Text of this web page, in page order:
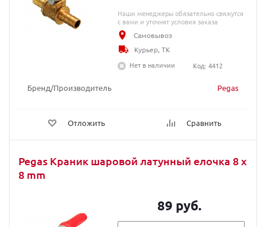
Бренд/Производитель Pegas
Отложить Сравнить
Наши менеджеры обязательно свяжутся
с вами и уточнят условия заказа
Самовывоз
Курьер, ТК
Нет в наличии
Код: 4412
Pegas Краник шаровой латунный елочка 8 x
8 mm
89 руб.